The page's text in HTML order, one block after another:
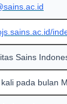
Sains
pada bulan